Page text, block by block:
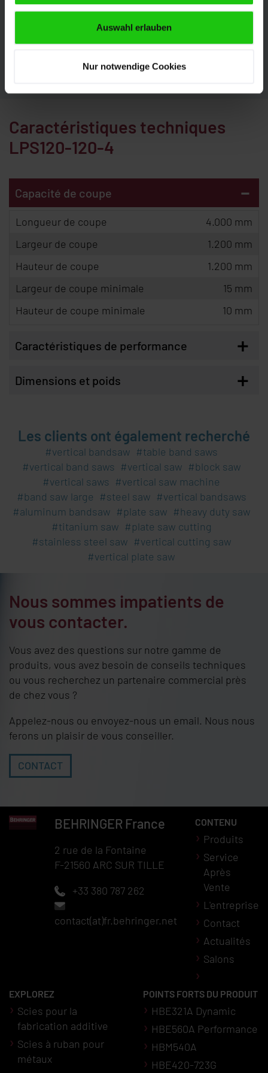
Auswahl erlauben
Nur notwendige Cookies
de vous conseiller. Nous nous réjouissons de votre
Caractéristiques techniques
LPS120-120-4
Capacité de coupe -
Longueur de coupe
4.000 mm
Largeur de coupe
1.200 mm
Hauteur de coupe
1.200 mm
Largeur de coupe minimale
15 mm
Hauteur de coupe minimale
10 mm
Caractéristiques de performance +
Dimensions et poids +
Les clients ont également recherché
vertical bandsaw
table band saws
vertical band saws
vertical saw
block saw
vertical saws
vertical saw machine
band saw large
steel saw
vertical bandsaws
aluminum bandsaw
plate saw
heavy duty saw
titanium saw
plate saw cutting
stainless steel saw
vertical cutting saw
vertical plate saw
Nous sommes impatients de
vous contacter.
Vous avez des questions sur notre gamme de
produits, vous avez besoin de conseils techniques
ou vous recherchez un partenaire commercial près
de chez vous ?
Appelez-nous ou envoyez-nous un email. Nous nous
ferons un plaisir de vous conseiller.
CONTACT
BEHRINGER France
2 rue de la Fontaine
F-21560 ARC SUR TILLE
+33 380 787 262
contact(at)fr.behringer.net
CONTENU
Produits
Service
Après
Vente
L'entreprise
Contact
Actualités
Salons
EXPLOREZ
Scies pour la
fabrication additive
Scies à ruban pour
métaux
POINTS FORTS DU PRODUIT
HBE321A Dynamic
HBE560A Performance
HBM540A
HBE420-723G